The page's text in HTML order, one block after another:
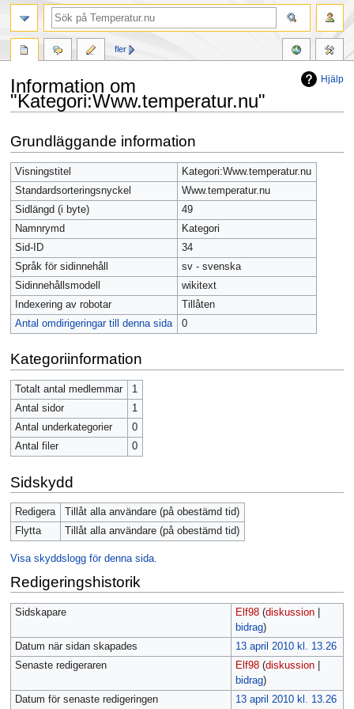
Hjälp
Information om
"Kategori:Www.temperatur.nu"
till
navigering
till
sök
Grundläggande information
Visningstitel
Kategori:Www.temperatur.nu
Standardsorteringsnyckel
Www.temperatur.nu
Sidlängd (i byte)
49
Namnrymd
Kategori
Sid-ID
34
Språk för sidinnehåll
sv - svenska
Sidinnehållsmodell
wikitext
Indexering av robotar
Tillåten
Antal omdirigeringar till denna sida
0
Kategoriinformation
Totalt antal medlemmar
1
Antal sidor
1
Antal underkategorier
0
Antal filer
0
Sidskydd
Redigera
Tillåt alla användare (på obestämd tid)
Flytta
Tillåt alla användare (på obestämd tid)
Visa skyddslogg för denna sida.
Redigeringshistorik
Sidskapare Elf98 (diskussion|
bidrag)
Datum när sidan skapades
13 april 2010 kl. 13.26
Senaste redigeraren
Elf98 (diskussion|
bidrag)
Datum för senaste redigeringen
13 april 2010 kl. 13.26
fler